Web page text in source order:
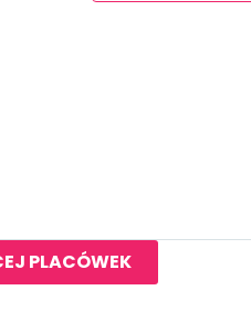
PLACÓWEK